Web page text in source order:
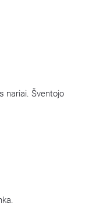
nariai. Šventojo